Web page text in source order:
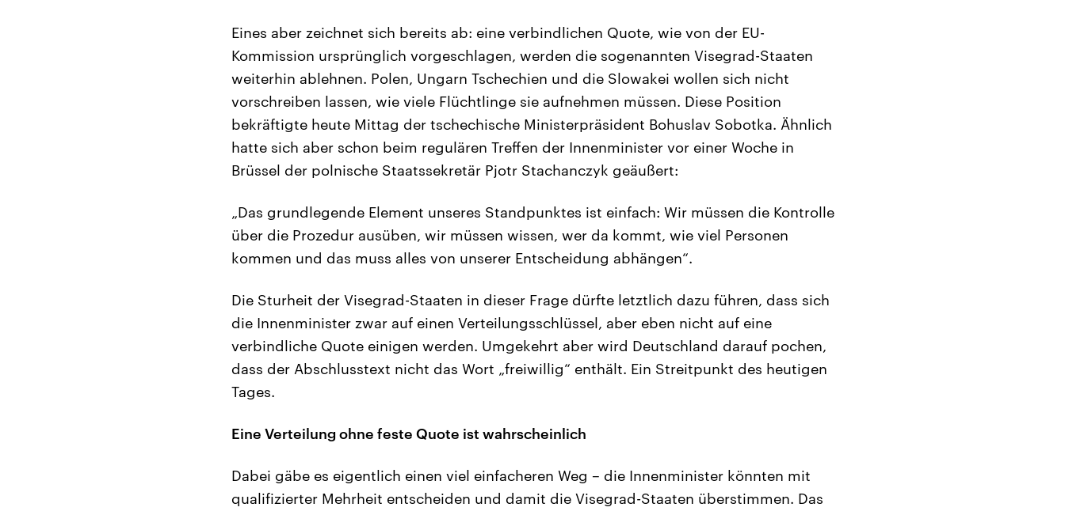
Eines aber zeichnet sich bereits ab: eine verbindlichen Quote, wie von der EU-
Kommission ursprünglich vorgeschlagen, werden die sogenannten Visegrad-Staaten
weiterhin ablehnen. Polen, Ungarn Tschechien und die Slowakei wollen sich nicht
vorschreiben lassen, wie viele Flüchtlinge sie aufnehmen müssen. Diese Position
bekräftigte heute Mittag der tschechische Ministerpräsident Bohuslav Sobotka. Ähnlich
hatte sich aber schon beim regulären Treffen der Innenminister vor einer Woche in
Brüssel der polnische Staatssekretär Pjotr Stachanczyk geäußert:
„Das grundlegende Element unseres Standpunktes ist einfach: Wir müssen die Kontrolle
über die Prozedur ausüben, wir müssen wissen, wer da kommt, wie viel Personen
kommen und das muss alles von unserer Entscheidung abhängen“.
Die Sturheit der Visegrad-Staaten in dieser Frage dürfte letztlich dazu führen, dass sich
die Innenminister zwar auf einen Verteilungsschlüssel, aber eben nicht auf eine
verbindliche Quote einigen werden. Umgekehrt aber wird Deutschland darauf pochen,
dass der Abschlusstext nicht das Wort „freiwillig“ enthält. Ein Streitpunkt des heutigen
Tages.
Eine Verteilung ohne feste Quote ist wahrscheinlich
Dabei gäbe es eigentlich einen viel einfacheren Weg – die Innenminister könnten mit
qualifizierter Mehrheit entscheiden und damit die Visegrad-Staaten überstimmen. Das